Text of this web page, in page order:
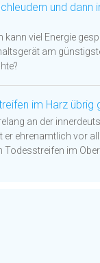
und dann
viel Energie
am
im Harz übrig
an der
er ehrenamtlich vor
Todesstreifen im